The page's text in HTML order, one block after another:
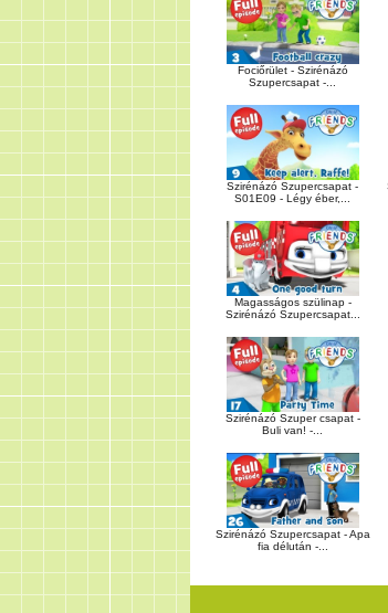
Fociőrület - Szirénázó
Szupercsapat -...
Szirénázó Szupercsapat -
S01E09 - Légy éber,...
Magasságos szülinap -
Szirénázó Szupercsapat...
Szirénázó Szuper csapat -
Buli van! -...
Szirénázó Szupercsapat - Apa
fia délután -...